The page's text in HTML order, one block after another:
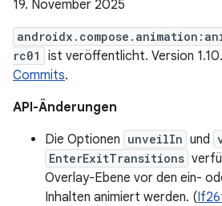
19. November 2025
rc01
ist veröffentlicht. Version
Commits.
API-Änderungen
Die Optionen unveilIn und
EnterExitTransitions
Overlay-Ebene vor den ein-
Inhalten animiert werden. (